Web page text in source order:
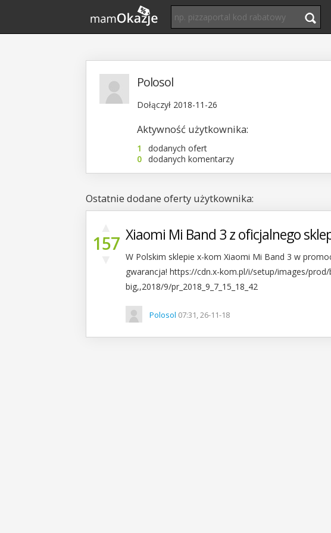
Polosol
Dołączył 2018-11-26
Aktywność użytkownika:
1
dodanych ofert
0 dodanych komentarzy
Ostatnie dodane oferty użytkownika:
157 Xiaomi Mi Band 3 z oficjalnego
W Polskim sklepie x-kom Xiaomi Mi Band 3 w
gwarancja! https://cdn.x-kom.pl/i/setup/images/
big,,2018/9/pr_2018_9_7_15_18_42
Polosol 07:31, 26-11-18